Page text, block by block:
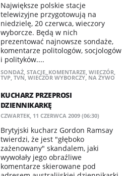
Największe polskie stacje
telewizyjne przygotowują na
niedzielę, 20 czerwca, wieczory
wyborcze. Będą w nich
prezentować najnowsze sondaże,
komentarze politologów, socjologów
i polityków....
SONDAŻ, STACJE, KOMENTARZE, WIECZÓR,
TVP, TVN, WIECZÓR WYBORCZY, NA ŻYWO
KUCHARZ PRZEPROSI
DZIENNIKARKĘ
CZWARTEK, 11 CZERWCA 2009 (06:30)
Brytyjski kucharz Gordon Ramsay
twierdzi, że jest "głęboko
zażenowany" skandalem, jaki
wywołały jego obraźliwe
komentarze skierowane pod